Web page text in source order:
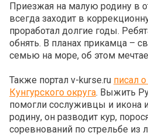
Приезжая на малую родину в
всегда заходит в
проработал долгие годы.
обнять. В планах прикамца –
семью на море, об этом
Также портал v-kurse.ru писал
Кунгурского округа. Выжить
помогли сослуживцы и икона
родину, он разводит кур,
соревнований по стрельбе из